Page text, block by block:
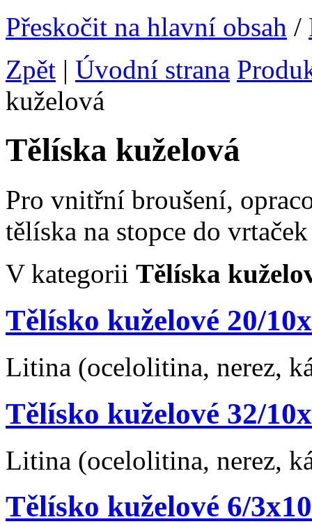
Přeskočit na hlavní obsah /
Zpět | Úvodní strana
kuželová
Tělíska kuželová
Pro vnitřní broušení,
tělíska na stopce do
V kategorii Tělíska
Tělísko kuželové 20/
Litina (ocelolitina, nerez,
Tělísko kuželové 32/
Litina (ocelolitina, nerez,
Tělísko kuželové 6/